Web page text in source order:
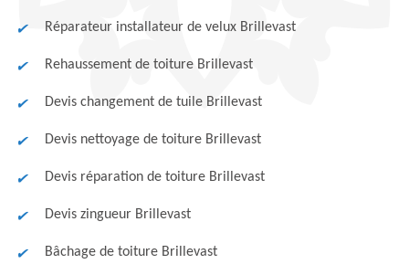
Réparateur installateur de velux Brillevast
Rehaussement de toiture Brillevast
Devis changement de tuile Brillevast
Devis nettoyage de toiture Brillevast
Devis réparation de toiture Brillevast
Devis zingueur Brillevast
Bâchage de toiture Brillevast